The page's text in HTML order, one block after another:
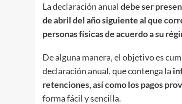
La declaración anual debe ser
de abril del año siguiente al que
personas físicas de acuerdo a su
De alguna manera, el objetivo es
declaración anual, que contenga la
retenciones, así como los pagos
forma fácil y sencilla.